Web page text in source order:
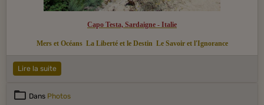
Capo Testa, Sardaigne - Italie
Mers et Océans La Liberté et le Destin Le Savoir et l'Ignorance
Lire la suite
Dans Photos